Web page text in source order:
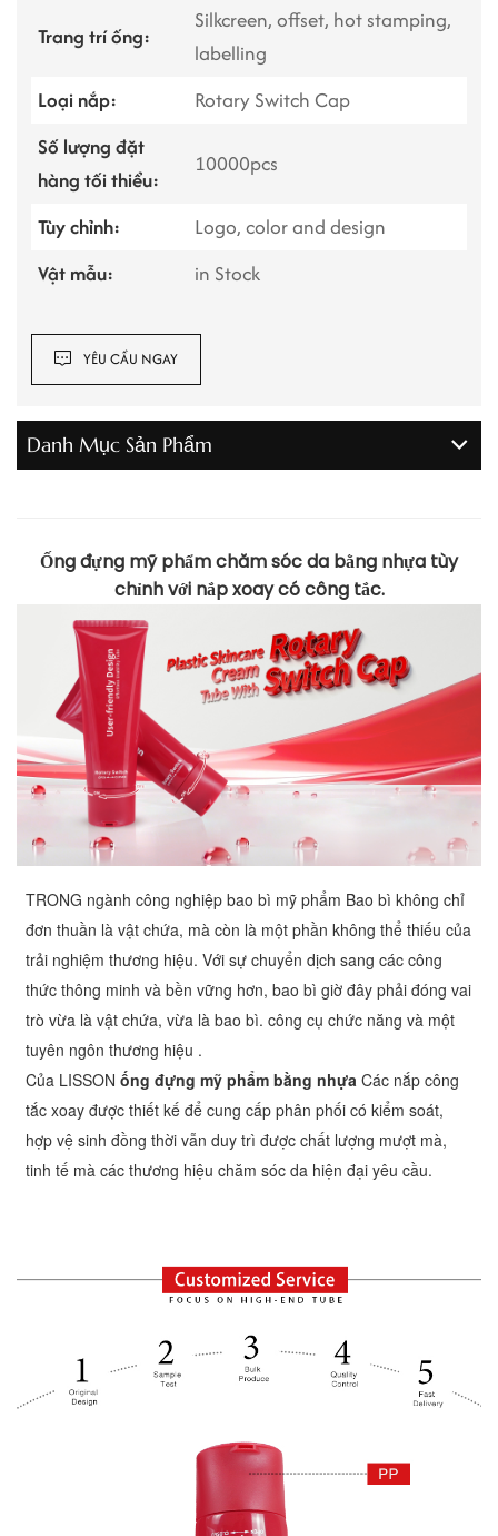
Trang trí ống:
Silkcreen, offset, hot stamping,
labelling
Loại nắp:
Rotary Switch Cap
Số lượng đặt
hàng tối thiểu:
10000pcs
Tùy chỉnh:
Logo, color and design
Vật mẫu:
in Stock
YÊU CẦU NGAY
Danh Mục Sản Phẩm
Ống đựng mỹ phẩm chăm sóc da bằng nhựa tùy
chỉnh với nắp xoay có công tắc.
TRONG ngành công nghiệp bao bì mỹ phẩm Bao bì không chỉ
đơn thuần là vật chứa, mà còn là một phần không thể thiếu của
trải nghiệm thương hiệu. Với sự chuyển dịch sang các công
thức thông minh và bền vững hơn, bao bì giờ đây phải đóng vai
trò vừa là vật chứa, vừa là bao bì.công cụ chức năngvà một
tuyên ngôn thương hiệu .
Của LISSONống đựng mỹ phẩm bằng nhựaCác nắp công
tắc xoay được thiết kế để cung cấpphân phối có kiểm soát,
hợp vệ sinhđồng thời vẫn duy trì được chất lượng mượt mà,
tinh tế mà các thương hiệu chăm sóc da hiện đại yêu cầu.